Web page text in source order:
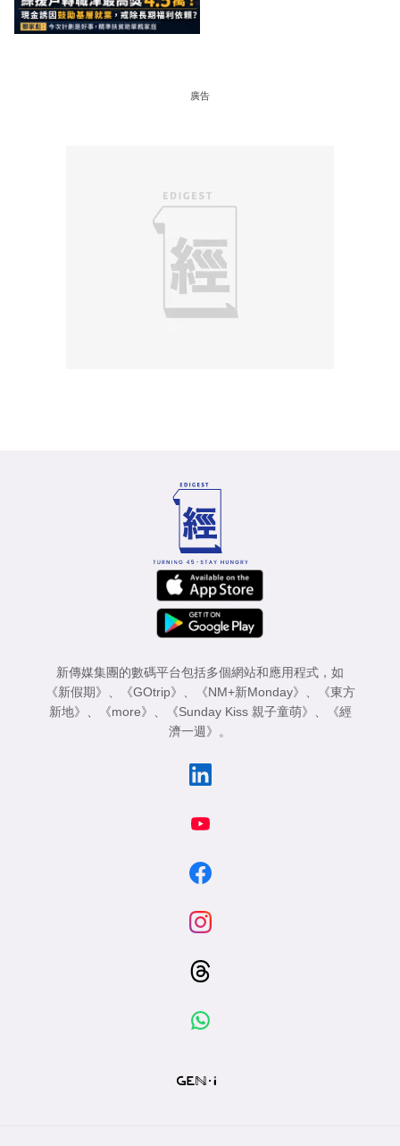
廣告
新傳媒集團的數碼平台包括多個網站和應用程式，如
《新假期》
《GOtrip》 《NM+新Monday》
《東方
新地》
《more》 《Sunday Kiss 親子童萌》
《經
濟一週》
。